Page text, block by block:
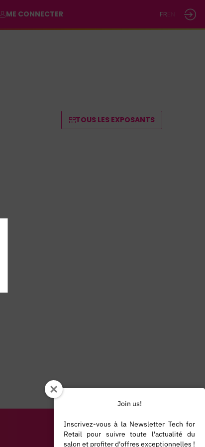
ME CONNECTER FR
TOUS LES EXPOSANTS
Join us!
Inscrivez-vous à la Newsletter Tech for
Retail pour suivre toute l'actualité du
salon et profiter d'offres exceptionnelles !